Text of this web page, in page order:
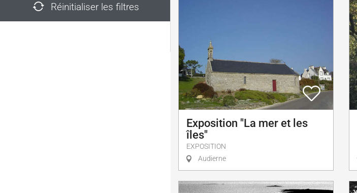
Réinitialiser les filtres
Exposition "La mer et les
îles"
EXPOSITION
Audierne